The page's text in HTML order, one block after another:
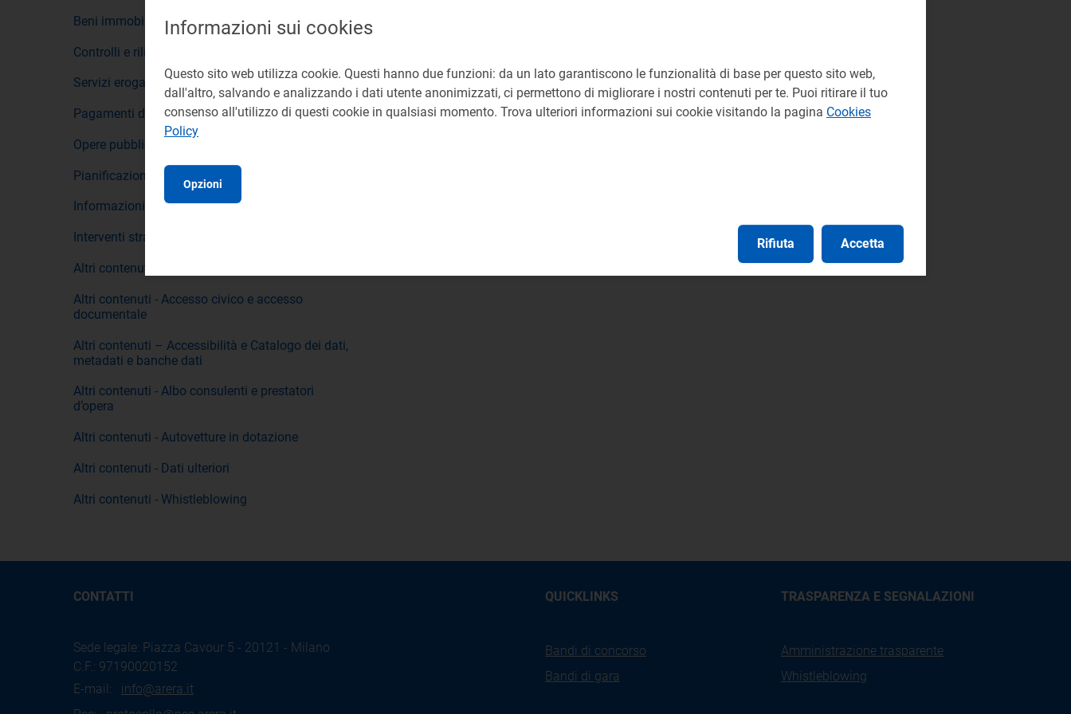
Beni immobili e gestione patrimonio
Controlli e rilievi sull'Amministrazione
Servizi erogati
Pagamenti dell'amministrazione
Opere pubbliche
Pianificazione e governo del territorio
Informazioni ambientali
Interventi straordinari e di emergenza
Altri contenuti - Prevenzione della corruzione
Altri contenuti - Accesso civico e accesso
documentale
Altri contenuti – Accessibilità e Catalogo dei dati,
metadati e banche dati
Altri contenuti - Albo consulenti e prestatori
d’opera
Altri contenuti - Autovetture in dotazione
Altri contenuti - Dati ulteriori
Altri contenuti - Whistleblowing
CONTATTI
Sede legale: Piazza Cavour 5 - 20121 - Milano
C.F.: 97190020152
E-mail: info@arera.it
QUICKLINKS
Bandi di concorso
Bandi di gara
TRASPARENZA E SEGNALAZIONI
Amministrazione trasparente
Whistleblowing
Informazioni sui cookies
Questo sito web utilizza cookie. Questi hanno due funzioni: da un lato garantiscono le funzionalità di base per questo sito web,
dall'altro, salvando e analizzando i dati utente anonimizzati, ci permettono di migliorare i nostri contenuti per te. Puoi ritirare il tuo
consenso all'utilizzo di questi cookie in qualsiasi momento. Trova ulteriori informazioni sui cookie visitando la pagina Cookies
Policy
Opzioni
Rifiuta Accetta